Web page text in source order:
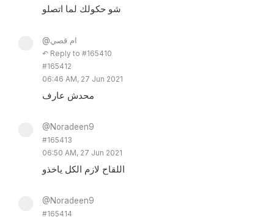
شو حكولك لما اتصلو
@ام قصي
↶ Reply to #165410
#165412
06:46 AM, 27 Jun 2021
محدش عارف
@Noradeen9
#165413
06:50 AM, 27 Jun 2021
اللقاح لازم الكل ياخذو
@Noradeen9
#165414